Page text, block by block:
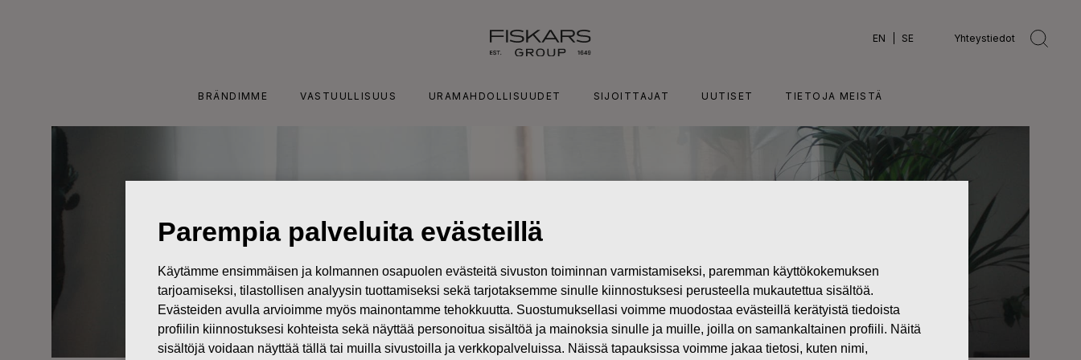
EN SE Yhteystiedot
BRÄNDIMME VASTUULLISUUS URAMAHDOLLISUUDET SIJOITTAJAT UUTISET TIETOJA MEISTÄ
Parempia palveluita evästeillä
Käytämme ensimmäisen ja kolmannen osapuolen evästeitä sivuston toiminnan varmistamiseksi, paremman käyttökokemuksen
tarjoamiseksi, tilastollisen analyysin tuottamiseksi sekä tarjotaksemme sinulle kiinnostuksesi perusteella mukautettua sisältöä.
Evästeiden avulla arvioimme myös mainontamme tehokkuutta. Suostumuksellasi voimme muodostaa evästeillä kerätyistä tiedoista
profiilin kiinnostuksesi kohteista sekä näyttää personoitua sisältöä ja mainoksia sinulle ja muille, joilla on samankaltainen profiili. Näitä
sisältöjä voidaan näyttää tällä tai muilla sivustoilla ja verkkopalveluissa. Näissä tapauksissa voimme jakaa tietosi, kuten nimi,